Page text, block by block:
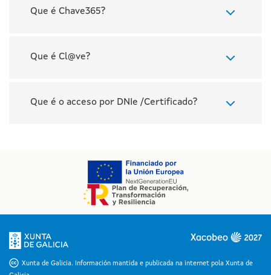
Que é Chave365?
Que é Cl@ve?
Que é o acceso por DNIe /Certificado?
Xunta de Galicia. Información mantida e publicada na internet pola Xunta de